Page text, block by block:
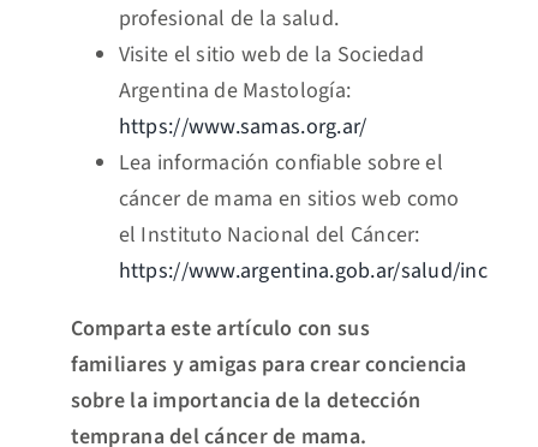
profesional de la salud.
Visite el sitio web de la Sociedad
Argentina de Mastología:
https://www.samas.org.ar/
Lea información confiable sobre el
cáncer de mama en sitios web como
el Instituto Nacional del Cáncer:
https://www.argentina.gob.ar/salud/inc
Comparta este artículo con sus
familiares y amigas para crear conciencia
sobre la importancia de la detección
temprana del cáncer de mama.